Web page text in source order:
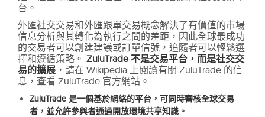
台。
外匯社交交易和外匯跟單交易概念解決了有價值的市場
信息分析與其轉化為執行之間的差距，因此全球最成功
的交易者可以創建建議或訂單信號，追隨者可以輕鬆選
擇和遵循策略。 ZuluTrade 不是交易平台，而是社交交
易的擴展 ，請在 Wikipedia 上閱讀有關 ZuluTrade 的信
息，查看 ZuluTrade 官方網站。
ZuluTrade 是一個基於網絡的平台，可同時審核全球交易
者，並允許參與者通過開放環境共享知識。